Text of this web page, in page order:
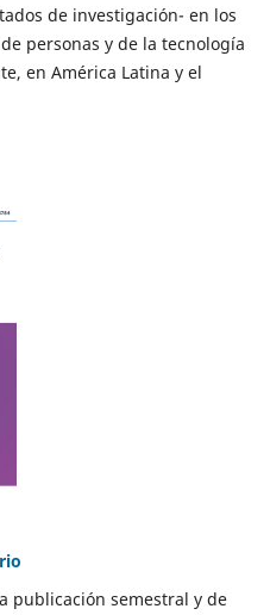
de investigación- en los
personas y de la tecnología
en América Latina y el
publicación semestral y de